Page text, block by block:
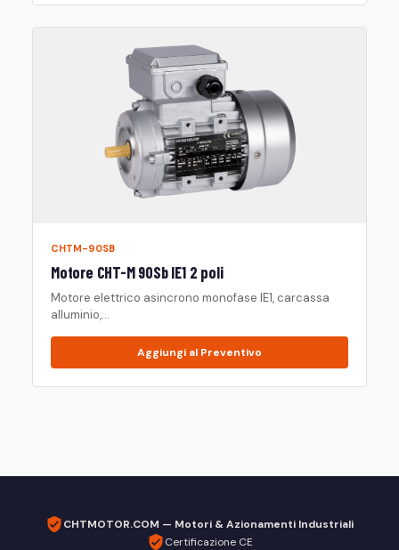
CHTM-90SB
Motore CHT-M 90Sb IE1 2 poli
Motore elettrico asincrono monofase IE1, carcassa
alluminio,...
Aggiungi al Preventivo
CHTMOTOR.COM — Motori & Azionamenti Industriali
Certificazione CE